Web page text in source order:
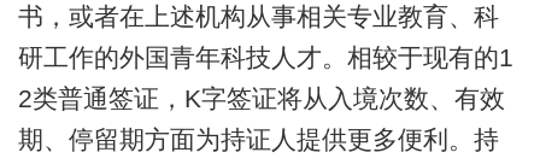
书，或者在上述机构从事相关专业教育、科
研工作的外国青年科技人才。相较于现有的1
2类普通签证，K字签证将从入境次数、有效
期、停留期方面为持证人提供更多便利。持